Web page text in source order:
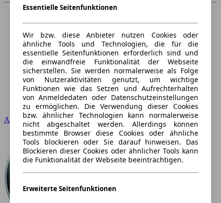
Audi
Essentielle Seitenfunktionen
Wir bzw. diese Anbieter nutzen Cookies oder
ähnliche Tools und Technologien, die für die
essentielle Seitenfunktionen erforderlich sind und
die einwandfreie Funktionalität der Webseite
sicherstellen. Sie werden normalerweise als Folge
von Nutzeraktivitäten genutzt, um wichtige
Funktionen wie das Setzen und Aufrechterhalten
von Anmeldedaten oder Datenschutzeinstellungen
zu ermöglichen. Die Verwendung dieser Cookies
bzw. ähnlicher Technologien kann normalerweise
nicht abgeschaltet werden. Allerdings können
bestimmte Browser diese Cookies oder ähnliche
Tools blockieren oder Sie darauf hinweisen. Das
Blockieren dieser Cookies oder ähnlicher Tools kann
die Funktionalität der Webseite beeinträchtigen.
Erweiterte Seitenfunktionen